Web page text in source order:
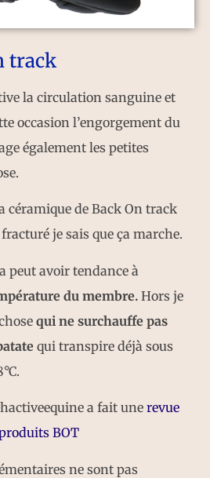
track
la circulation sanguine et
occasion l’engorgement du
également les petites
céramique de Back On track
fracturé je sais que ça marche.
peut avoir tendance à
du membre. Hors je
qui ne surchauffe pas
qui transpire déjà sous
a fait une revue
BOT
ne sont pas